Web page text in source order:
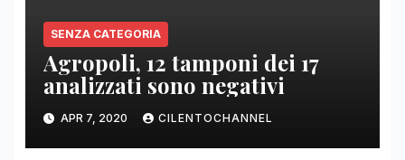
SENZA CATEGORIA
Agropoli, 12 tamponi dei 17
analizzati sono negativi
APR 7, 2020 CILENTOCHANNEL